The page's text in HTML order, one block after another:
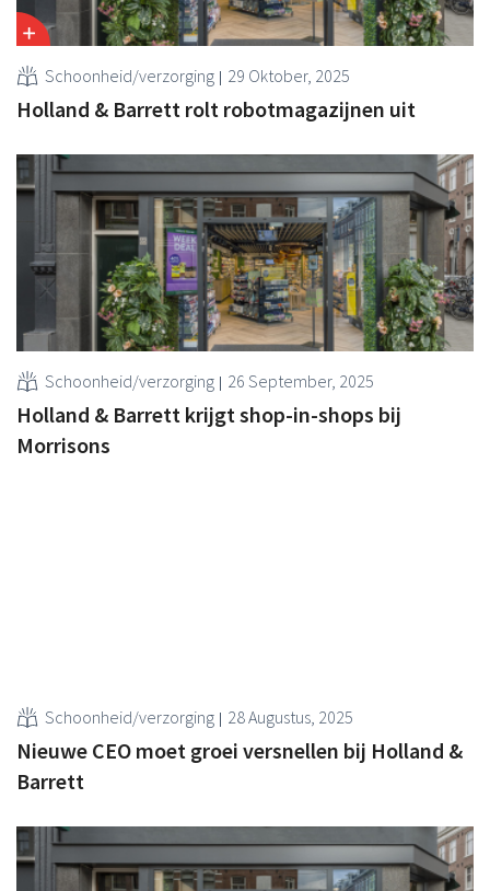
Schoonheid/verzorging 29 Oktober, 2025
Holland & Barrett rolt robotmagazijnen uit
Schoonheid/verzorging 26 September, 2025
Holland & Barrett krijgt shop-in-shops bij
Morrisons
Schoonheid/verzorging 28 Augustus, 2025
Nieuwe CEO moet groei versnellen bij Holland &
Barrett